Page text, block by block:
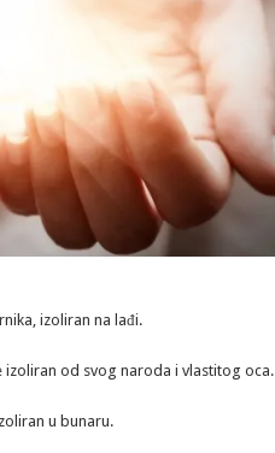
izoliran na lađi.
od svog naroda i vlastitog oca.
u bunaru.